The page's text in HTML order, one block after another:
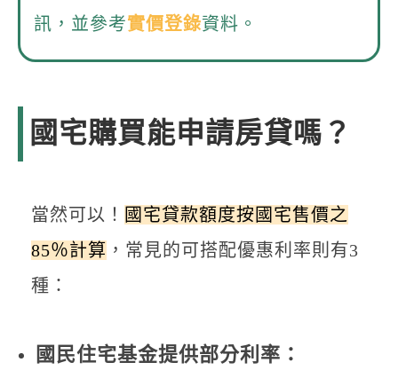
訊，並參考實價登錄資料。
國宅購買能申請房貸嗎？
當然可以！ 國宅貸款額度按國宅售價之
85％計算 ，常見的可搭配優惠利率則有3
種：
國民住宅基金提供部分利率：